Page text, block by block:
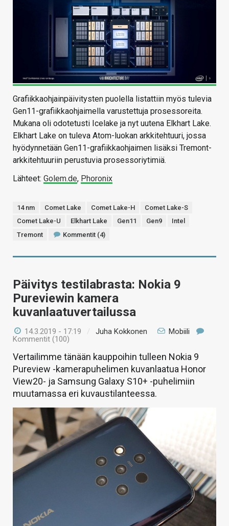
Grafiikkaohjainpäivitysten puolella listattiin myös tulevia
Gen11-grafiikkaohjaimella varustettuja prosessoreita.
Mukana oli odotetusti Icelake ja nyt uutena Elkhart Lake.
Elkhart Lake on tuleva Atom-luokan arkkitehtuuri, jossa
hyödynnetään Gen11-grafiikkaohjaimen lisäksi Tremont-
arkkitehtuuriin perustuvia prosessoriytimiä.
Lähteet: Golem.de, Phoronix
14 nm Comet Lake Comet Lake-H
Comet Lake-S
Comet Lake-U
Elkhart Lake Gen11 Gen9
Intel
Tremont
Kommentit (4)
Päivitys testilabrasta: Nokia 9
Pureviewin kamera
kuvanlaatuvertailussa
14.3.2019 - 17:19 / Juha Kokkonen
Mobiili
Kommentit (100)
Vertailimme tänään kauppoihin tulleen Nokia 9
Pureview -kamerapuhelimen kuvanlaatua Honor
View20- ja Samsung Galaxy S10+ -puhelimiin
muutamassa eri kuvaustilanteessa.